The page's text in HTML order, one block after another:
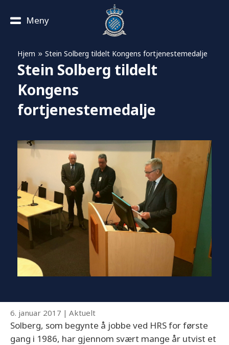
Meny
Hjem » Stein Solberg tildelt Kongens fortjenestemedalje
Stein Solberg tildelt
Kongens
fortjenestemedalje
6. januar 2017 | Aktuelt
Solberg, som begynte å jobbe ved HRS for første
gang i 1986, har gjennom svært mange år utvist et